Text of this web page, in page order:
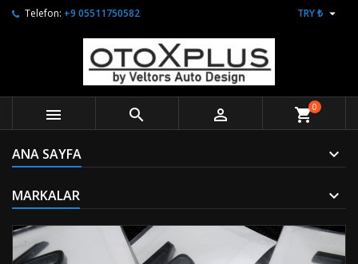
Telefon: +9 05511750582 TRY ₺ 
   shopping_cart0
ANA SAYFA
MARKALAR